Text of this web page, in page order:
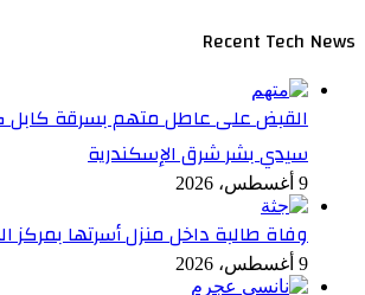
Recent Tech News
القبض على عاطل متهم بسرقة
سيدي بشر شرق الإسكندرية
9 أغسطس، 2026
وفاة طالبة داخل منزل أسرتها
9 أغسطس، 2026